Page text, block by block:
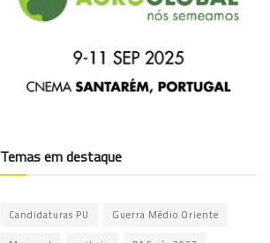
Temas em destaque
Candidaturas PU Guerra Médio Oriente